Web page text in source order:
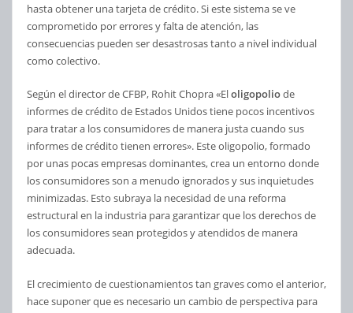
hasta obtener una tarjeta de crédito. Si este sistema se ve
comprometido por errores y falta de atención, las
consecuencias pueden ser desastrosas tanto a nivel individual
como colectivo.
Según el director de CFBP, Rohit Chopra «Eloligopoliode
informes de crédito de Estados Unidos tiene pocos incentivos
para tratar a los consumidores de manera justa cuando sus
informes de crédito tienen errores». Este oligopolio, formado
por unas pocas empresas dominantes, crea un entorno donde
los consumidores son a menudo ignorados y sus inquietudes
minimizadas. Esto subraya la necesidad de una reforma
estructural en la industria para garantizar que los derechos de
los consumidores sean protegidos y atendidos de manera
adecuada.
El crecimiento de cuestionamientos tan graves como el anterior,
hace suponer que es necesario un cambio de perspectiva para